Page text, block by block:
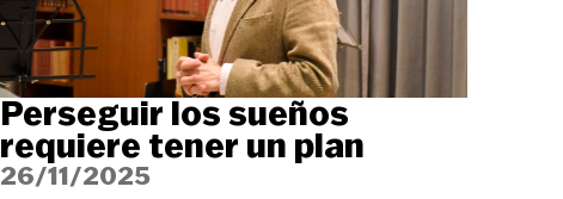
Perseguir los sueños
requiere tener un plan
26/11/2025